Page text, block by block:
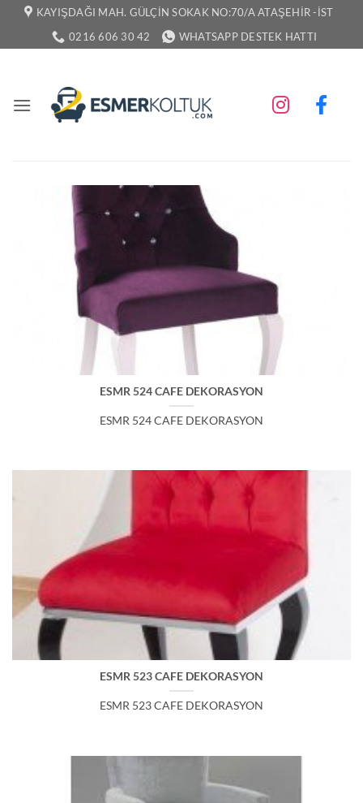
İçeriğe KAYIŞDAĞI MAH. GÜLÇIN SOKAK NO:70/A ATAŞEHIR -İST
0216 606 30 42
WHATSAPP DESTEK HATTI
ESMR 524 CAFE DEKORASYON
ESMR 524 CAFE DEKORASYON
ESMR 523 CAFE DEKORASYON
ESMR 523 CAFE DEKORASYON